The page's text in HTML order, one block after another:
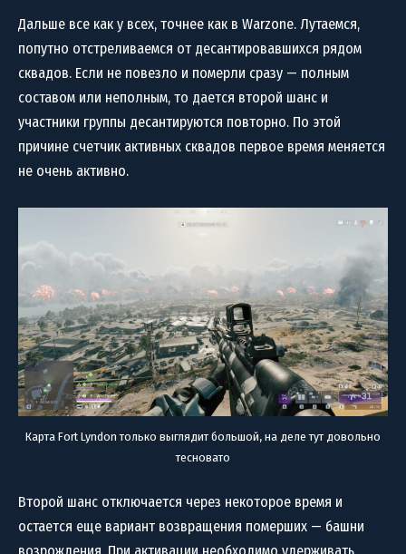
Дальше все как у всех, точнее как в Warzone. Лутаемся,
попутно отстреливаемся от десантировавшихся рядом
сквадов. Если не повезло и померли сразу — полным
составом или неполным, то дается второй шанс и
участники группы десантируются повторно. По этой
причине счетчик активных сквадов первое время меняется
не очень активно.
Карта Fort Lyndon только выглядит большой, на деле тут довольно
тесновато
Второй шанс отключается через некоторое время и
остается еще вариант возвращения померших — башни
возрождения. При активации необходимо удерживать